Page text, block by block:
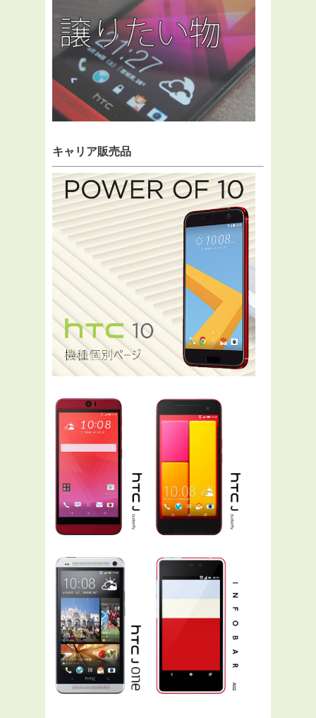
キャリア販売品